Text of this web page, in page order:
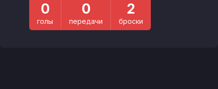
0
голы
0
передачи
2
броски